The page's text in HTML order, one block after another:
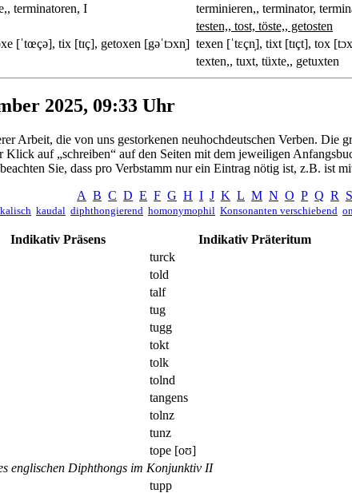
terminatoren, I
terminieren,, terminator,
testen,, tost, töste,, getosten
[ˈtœçə], tix [tɪç], getoxen [gəˈtɔxn̩] texen [ˈtɛçn̩], tixt [tɪçt], tox
texten,, tuxt, tüxte,, getuxten
2025, 09:33 Uhr
Arbeit, die von uns gestorkenen neuhochdeutschen Verben.
Klick auf „schreiben“ auf den Seiten mit dem jeweiligen
Sie, dass pro Verbstamm nur ein Eintrag nötig ist, z.B. ist
A B C D E F G H I J K L M N O P Q R S
kaudal diphthongierend homonymophil Konsonanten verschiebend
Indikativ Präsens Indikativ Präteritum
turck
told
talf
tug
tugg
tokt
tolk
tolnd
tangens
tolnz
tunz
tope [oʊ]
englischen Diphthongs im Konjunktiv II
tupp